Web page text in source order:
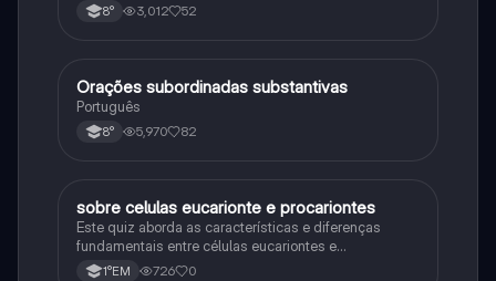
8° 3,012 52
Português
Orações subordinadas substantivas
Português
8° 5,970 82
Biologia
sobre celulas eucarionte e procariontes
Este quiz aborda as características e diferenças
fundamentais entre células eucariontes e
procariontes.
1°EM 726 0